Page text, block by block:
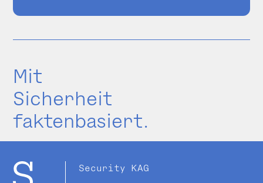
Mit
Sicherheit
faktenbasiert.
Security KAG